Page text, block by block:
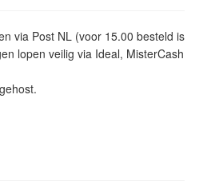
via Post NL (voor 15.00 besteld is
lopen veilig via Ideal, MisterCash